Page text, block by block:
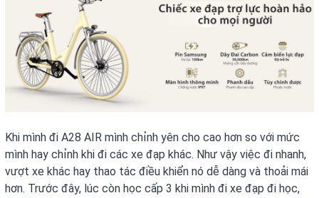
Khi mình đi A28 AIR mình chỉnh yên cho cao hơn so với mức
mình hay chỉnh khi đi các xe đạp khác. Như vậy việc đi nhanh,
vượt xe khác hay thao tác điều khiển nó dễ dàng và thoải mái
hơn. Trước đây, lúc còn học cấp 3 khi mình đi xe đạp đi học,